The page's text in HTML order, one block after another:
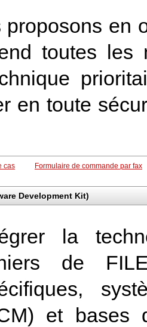
proposons en
toutes
en toute
cas Formulaire de commande par fax
Development Kit)
la
de
et bases